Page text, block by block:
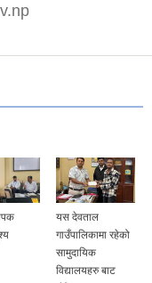
यस देवताल
गाउँपालिकामा रहेको
सामुदायिक
विद्यालयहरु बाट